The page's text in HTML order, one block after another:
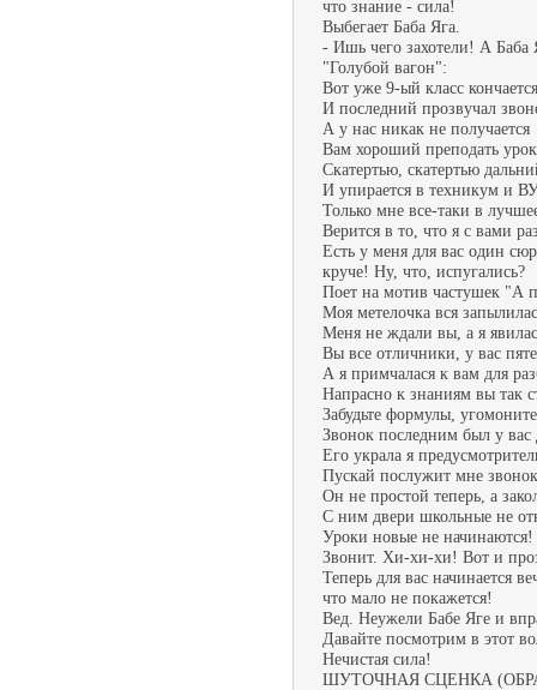
что знание - сила!
Выбегает Баба Яга.
- Ишь чего захотели! А
"Голубой вагон":
Вот уже 9-ый класс
И последний прозвучал
А у нас никак не получается
Вам хороший преподать
Скатертью, скатертью
И упирается в техникум и
Только мне все-таки в
Верится в то, что я с вами
Есть у меня для вас один
круче! Ну, что, испугались?
Поет на мотив частушек "А
Моя метелочка вся
Меня не ждали вы, а я
Вы все отличники, у вас
А я примчалася к вам для
Напрасно к знаниям вы так
Забудьте формулы,
Звонок последним был у вас
Его украла я
Пускай послужит мне
Он не простой теперь, а
С ним двери школьные не
Уроки новые не начинаются!
Звонит. Хи-хи-хи! Вот и
Теперь для вас начинается
что мало не покажется!
Вед. Неужели Бабе Яге и
Давайте посмотрим в этот
Нечистая сила!
ШУТОЧНАЯ СЦЕНКА